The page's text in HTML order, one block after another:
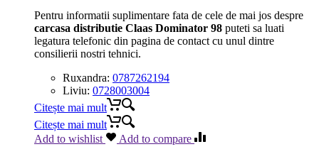
Pentru informatii suplimentare fata de cele de mai jos despre
carcasa distributie Claas Dominator 98 puteti sa luati
legatura telefonic din pagina de contact cu unul dintre
consilierii nostri tehnici.
Ruxandra: 0787262194
Liviu: 0728003004
Citește mai mult
Citește mai mult
Add to wishlist
Add to compare